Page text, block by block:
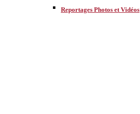
Reportages Photos et Vidéos